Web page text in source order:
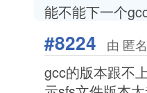
能不能下一个
#8224 由 匿
gcc的版本跟不